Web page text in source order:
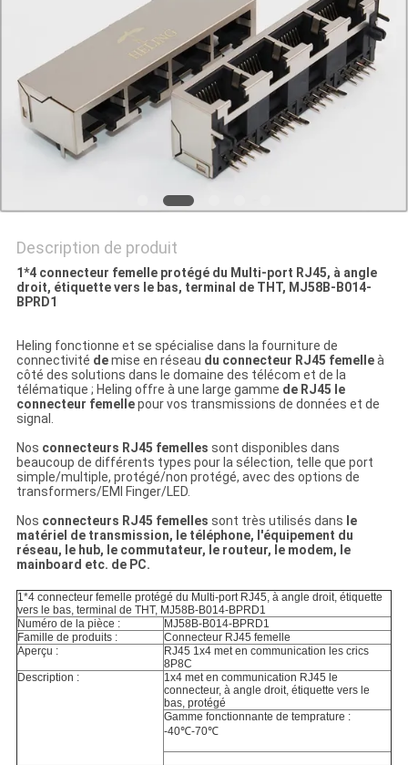
POLITIQUE
MATIÈRE
DE
PROTECTION
LA
VIE
PRIVÉE
Description de produit
1*4 connecteur femelle protégé du Multi-port RJ45, à angle
droit, étiquette vers le bas, terminal de THT, MJ58B-B014-
BPRD1
Heling fonctionne et se spécialise dans la fourniture de
connectivité demise en réseau du connecteur RJ45 femelleà
côté des solutions dans le domaine des télécom et de la
télématique ; Heling offre à une large gamme de RJ45 le
connecteur femellepour vos transmissions de données et de
signal.
Nos connecteurs RJ45 femelles sont disponibles dans
beaucoup de différents types pour la sélection, telle que port
simple/multiple, protégé/non protégé, avec des options de
transformers/EMI Finger/LED.
Nos connecteurs RJ45 femelles sont très utilisés dans le
matériel de transmission, le téléphone, l'équipement du
réseau, le hub, le commutateur, le routeur, le modem, le
mainboard etc. de PC.
1*4 connecteur femelle protégé du Multi-port RJ45, à angle droit, étiquette
vers le bas, terminal de THT, MJ58B-B014-BPRD1
Numéro de la pièce :
MJ58B-B014-BPRD1
Famille de produits :
Connecteur RJ45 femelle
Aperçu :
RJ45 1x4 met en communication les crics
8P8C
Description :
1x4 met en communication RJ45 le
connecteur, à angle droit, étiquette vers le
bas, protégé
Gamme fonctionnante de temprature :
-40℃-70℃